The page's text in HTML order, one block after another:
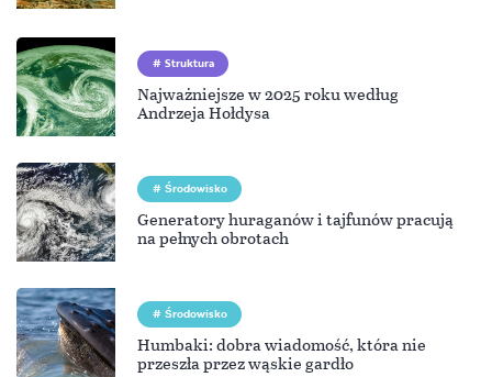
Struktura
Najważniejsze w 2025 roku według
Andrzeja Hołdysa
Środowisko
Generatory huraganów i tajfunów pracują
na pełnych obrotach
Środowisko
Humbaki: dobra wiadomość, która nie
przeszła przez wąskie gardło